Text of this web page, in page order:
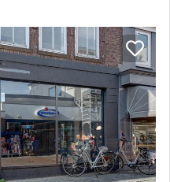
of hun
het bestemmingsplan
van circa 7 meter aan